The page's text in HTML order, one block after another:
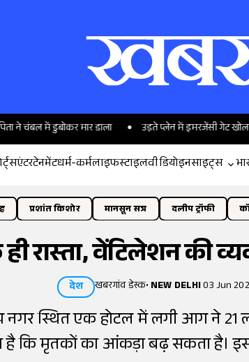
डुबोकर मार डाला उड़ते प्लेन में इमरजेंसी गेट खोलने लगा
एंटरटेनमेंटधर्म-कर्मलाइफस्टाइलवीडियोइनसाइट्स
प्रशांत किशोर मानसून सत्र दलीप ट्रॉफी
रास्ता, वेंटिलेशन की
देश खबरगांव डेस्क•NEW DELHI03 Jun
नगर स्थित एक होटल में लगी आग ने 21
कि मृतकों का आंकड़ा बढ़ सकता है।